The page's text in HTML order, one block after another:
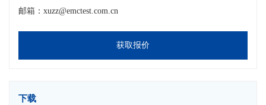
邮箱：xuzz@emctest.com.cn
获取报价
下载